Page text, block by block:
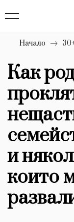
Бизнес
Мода
Dialogue
4340
Красота
777
Дизайн
1272
Книги
Начало
Как
и
които